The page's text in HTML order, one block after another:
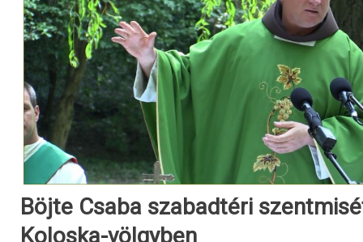
Böjte Csaba szabadtéri
Koloska-völgyben